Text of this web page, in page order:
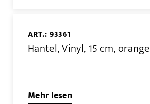
ART.: 93361
Hantel, Vinyl, 15 cm, orange
Mehr lesen